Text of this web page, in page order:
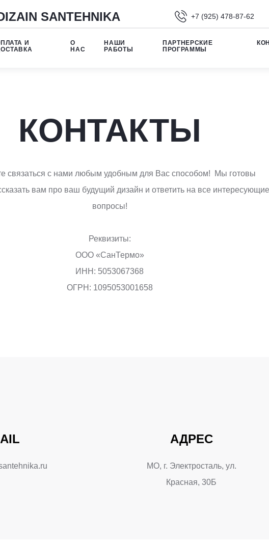
SANTEHNIKA +7 (925) 478-87-62
И
О
НАС
НАШИ
РАБОТЫ
ПАРТНЕРСКИЕ
ПРОГРАММЫ
КОНТАКТЫ
связаться с нами любым удобным для Вас способом! Мы готовы
вам про ваш будущий дизайн и ответить на все интересующие
вопросы!
Реквизиты:
ООО «СанТермо»
ИНН: 5053067368
ОГРН: 1095053001658
АДРЕС
МО, г. Электросталь, ул.
Красная, 30Б